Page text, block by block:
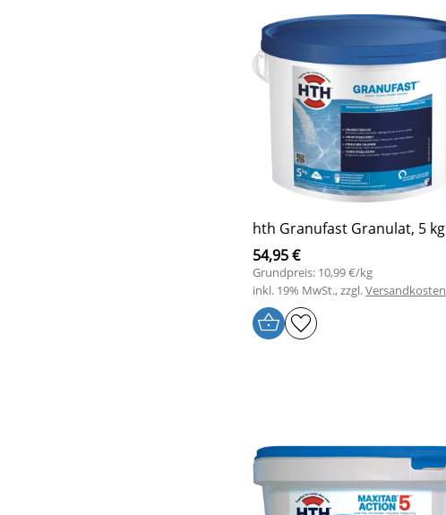
hth Granufast Granulat, 5 kg
54,95 €
Grundpreis: 10,99 €/kg
inkl. 19% MwSt., zzgl.Versandkosten